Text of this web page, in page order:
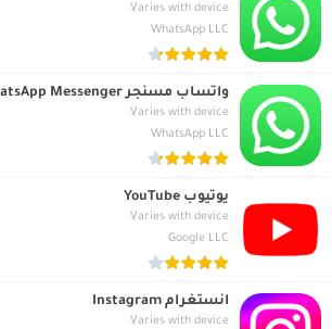
Varies with device
WhatsApp LLC
واتساب مسنجر WhatsApp Messenger
Varies with device
WhatsApp LLC
يوتيوب YouTube
Varies with device
Google LLC
انستغرام Instagram
Varies with device